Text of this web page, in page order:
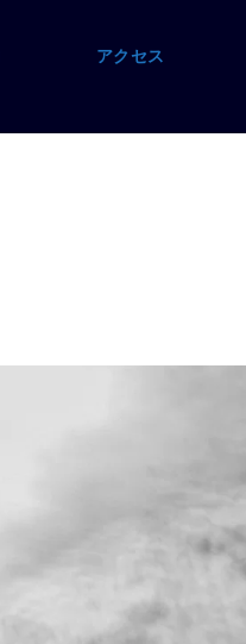
アクセス